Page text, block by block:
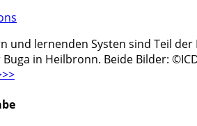
und lernenden Systen sind Teil
Buga in Heilbronn. Beide Bilder: